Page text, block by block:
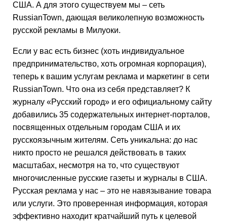
США. А для этого существуем мы – сеть
RussianTown, дающая великолепную возможность
русской рекламы в Милуоки.
Если у вас есть бизнес (хоть индивидуальное
предпринимательство, хоть огромная корпорация),
теперь к вашим услугам реклама и маркетинг в сети
RussianTown. Что она из себя представляет? К
журналу «Русский город» и его официальному сайту
добавились 35 содержательных интернет-порталов,
посвященных отдельным городам США и их
русскоязычным жителям. Сеть уникальна: до нас
никто просто не решался действовать в таких
масштабах, несмотря на то, что существуют
многочисленные русские газеты и журналы в США.
Русская реклама у нас – это не навязывание товара
или услуги. Это проверенная информация, которая
эффективно находит кратчайший путь к целевой